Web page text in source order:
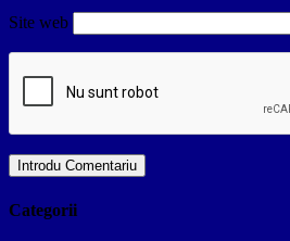
Site web
Categorii